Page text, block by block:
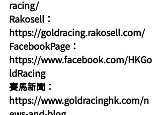
racing/
Rakosell：
https://goldracing.rakosell.com/
FacebookPage：
https://www.facebook.com/HKGo
ldRacing
賽馬新聞：
https://www.goldracinghk.com/n